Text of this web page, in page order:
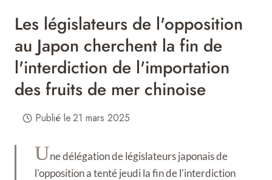
Les législateurs de l'opposition
au Japon cherchent la fin de
l'interdiction de l'importation
des fruits de mer chinoise
Publié le21 mars 2025
Une délégation de législateurs japonais de
l'opposition a tenté jeudi la fin de l'interdiction